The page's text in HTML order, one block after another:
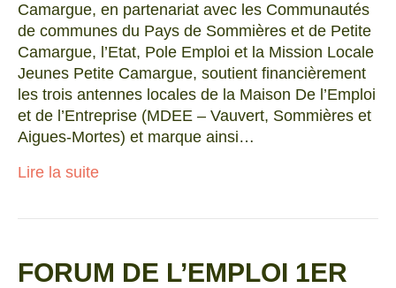
Camargue, en partenariat avec les Communautés
de communes du Pays de Sommières et de Petite
Camargue, l’Etat, Pole Emploi et la Mission Locale
Jeunes Petite Camargue, soutient financièrement
les trois antennes locales de la Maison De l’Emploi
et de l’Entreprise (MDEE – Vauvert, Sommières et
Aigues-Mortes) et marque ainsi…
Lire la suite
FORUM DE L’EMPLOI 1ER